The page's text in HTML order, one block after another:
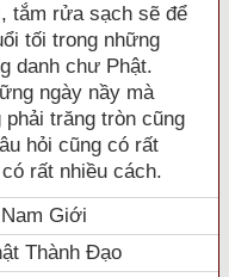
tắm rửa sạch sẽ để
tối trong những
danh chư Phật.
ngày nầy mà
trăng tròn cũng
hỏi cũng có rất
rất nhiều cách.
Giới
Thành Đạo